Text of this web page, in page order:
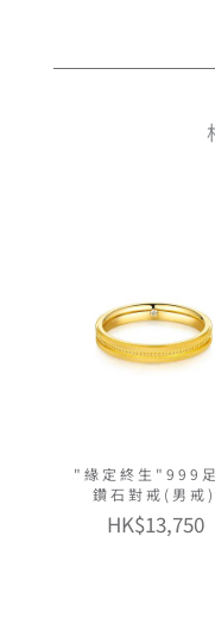
"緣定終生"999
鑽石對戒(男戒)
HK$13,750